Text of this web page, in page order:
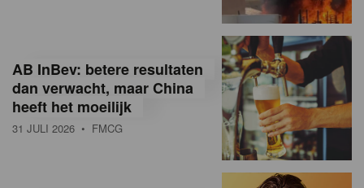
a
AB InBev: betere resultaten
dan verwacht, maar China
heeft het moeilijk
31 JULI 2026 • FMCG